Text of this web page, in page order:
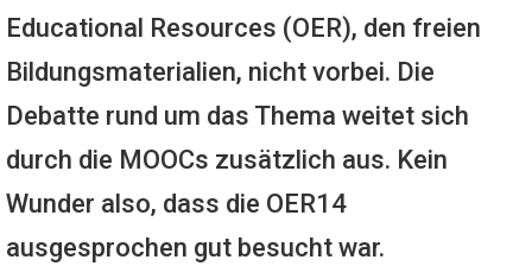
Educational Resources (OER), den freien
Bildungsmaterialien, nicht vorbei. Die
Debatte rund um das Thema weitet sich
durch die MOOCs zusätzlich aus. Kein
Wunder also, dass die OER14
ausgesprochen gut besucht war.